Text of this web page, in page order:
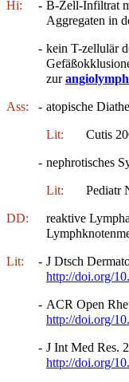
Hi: - B-Zell-Infiltrat
Aggregaten in
- kein T-zellulär
zur
Ass: - atopische
Lit: Cutis
- nephrotisches
Lit: Pediatr
DD:
reaktive
Lit: - J Dtsch
http://doi.org/
- ACR Open
http://doi.org/
- J Int Med Res.
http://doi.org/